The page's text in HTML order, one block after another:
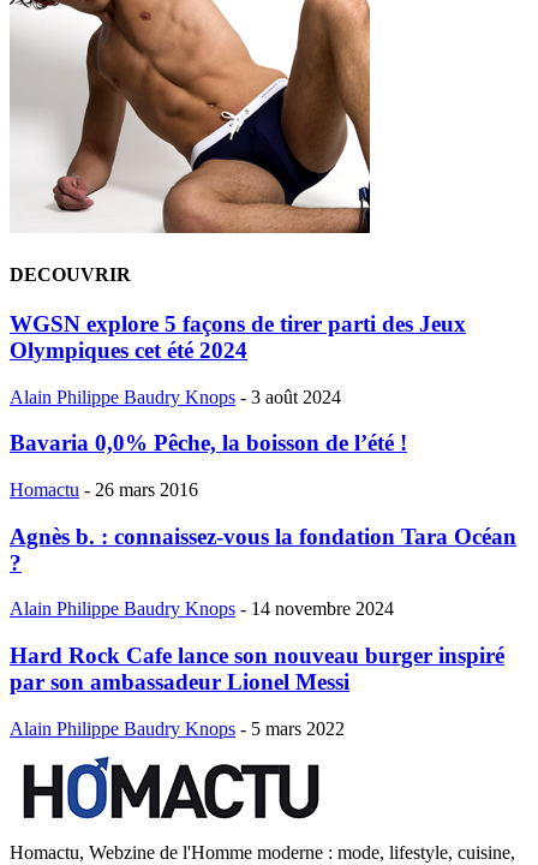
DECOUVRIR
WGSN explore 5 façons de tirer parti des Jeux
Olympiques cet été 2024
Alain Philippe Baudry Knops - 3 août 2024
Bavaria 0,0% Pêche, la boisson de l’été !
Homactu - 26 mars 2016
Agnès b. : connaissez-vous la fondation Tara Océan
?
Alain Philippe Baudry Knops - 14 novembre 2024
Hard Rock Cafe lance son nouveau burger inspiré
par son ambassadeur Lionel Messi
Alain Philippe Baudry Knops - 5 mars 2022
Homactu, Webzine de l'Homme moderne : mode, lifestyle, cuisine,